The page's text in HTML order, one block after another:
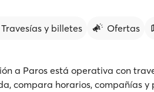
Travesías y billetes Ofertas
a Paros está operativa con
compara horarios, compañías y